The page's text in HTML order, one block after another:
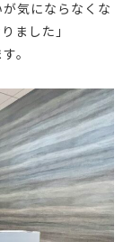
気にならなくな
ました」
。